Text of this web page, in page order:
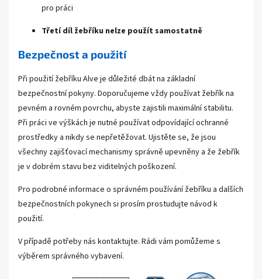
pro práci
Třetí díl žebříku nelze použít samostatně
Bezpečnost a použití
Při použití žebříku Alve je důležité dbát na základní
bezpečnostní pokyny. Doporučujeme vždy používat žebřík na
pevném a rovném povrchu, abyste zajistili maximální stabilitu.
Při práci ve výškách je nutné používat odpovídající ochranné
prostředky a nikdy se nepřetěžovat. Ujistěte se, že jsou
všechny zajišťovací mechanismy správně upevněny a že žebřík
je v dobrém stavu bez viditelných poškození.
Pro podrobné informace o správném používání žebříku a dalších
bezpečnostních pokynech si prosím prostudujte návod k
použití.
V případě potřeby nás kontaktujte. Rádi vám pomůžeme s
výběrem správného vybavení.